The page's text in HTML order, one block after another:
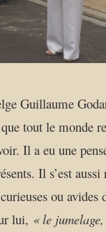
Guillaume
tout le monde
Il a eu une
Il s’est
ou avides
lui, « le